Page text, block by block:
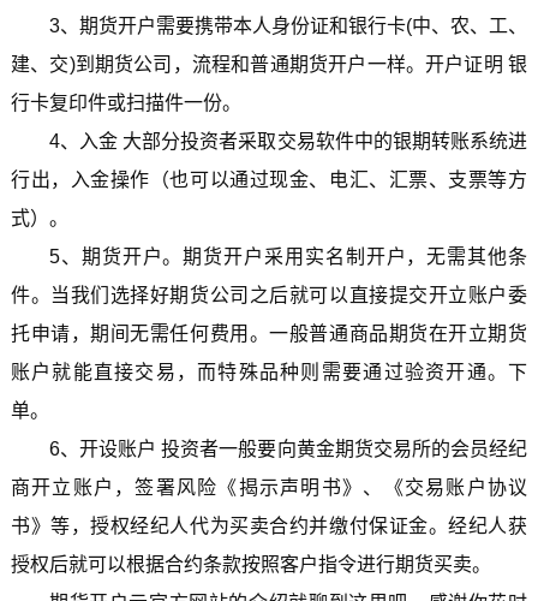
3、期货开户需要携带本人身份证和银行卡(中、农、工、
建、交)到期货公司，流程和普通期货开户一样。开户证明 银
行卡复印件或扫描件一份。
4、入金 大部分投资者采取交易软件中的银期转账系统进
行出，入金操作（也可以通过现金、电汇、汇票、支票等方
式）。
5、期货开户。期货开户采用实名制开户，无需其他条
件。当我们选择好期货公司之后就可以直接提交开立账户委
托申请，期间无需任何费用。一般普通商品期货在开立期货
账户就能直接交易，而特殊品种则需要通过验资开通。下
单。
6、开设账户 投资者一般要向黄金期货交易所的会员经纪
商开立账户，签署风险《揭示声明书》、《交易账户协议
书》等，授权经纪人代为买卖合约并缴付保证金。经纪人获
授权后就可以根据合约条款按照客户指令进行期货买卖。